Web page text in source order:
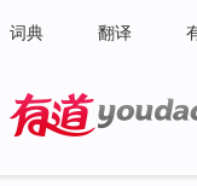
词典 翻译